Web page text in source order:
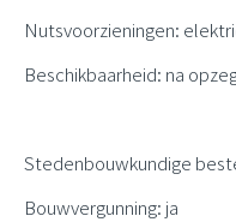
Nutsvoorzieningen:
Beschikbaarheid: na
Stedenbouwkundige
Bouwvergunning: ja